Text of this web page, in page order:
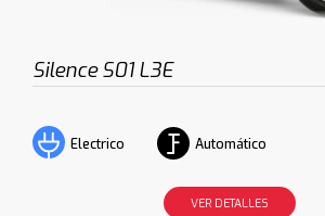
Silence S01 L3E
Electrico Automático
VER DETALLES